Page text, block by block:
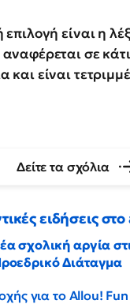
είναι η
αναφέρεται σε
και είναι
Δείτε τα σχόλια
ειδήσεις
σχολική αργία
Διάταγμα
για το Allou!